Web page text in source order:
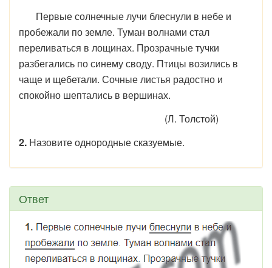
Первые солнечные лучи блеснули в небе и
пробежали по земле. Туман волнами стал
переливаться в лощинах. Прозрачные тучки
разбегались по синему своду. Птицы возились в
чаще и щебетали. Сочные листья радостно и
спокойно шептались в вершинах.
(Л. Толстой)
2. Назовите однородные сказуемые.
Ответ